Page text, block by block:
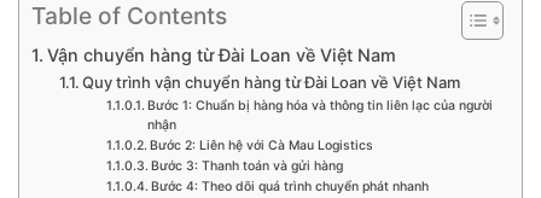
Table of Contents
Vận chuyển hàng từ Đài Loan về Việt Nam
Quy trình vận chuyển hàng từ Đài Loan về Việt Nam
Bước 1: Chuẩn bị hàng hóa và thông tin liên lạc của người
nhận
Bước 2: Liên hệ với Cà Mau Logistics
Bước 3: Thanh toán và gửi hàng
Bước 4: Theo dõi quá trình chuyển phát nhanh